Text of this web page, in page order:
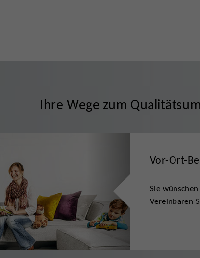
Ihre Wege zum
Vor-Ort-
Sie
Vereinbaren